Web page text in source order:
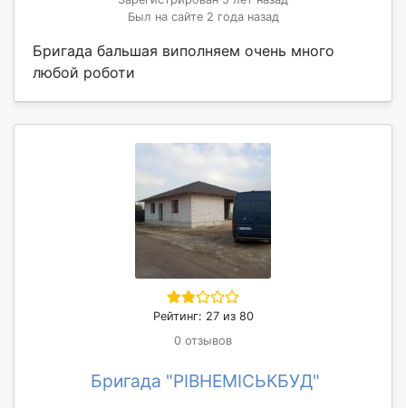
Был на сайте 2 года назад
Бригада бальшая виполняем очень много
любой роботи
Рейтинг: 27 из 80
0 отзывов
Бригада "РІВНЕМІСЬКБУД"